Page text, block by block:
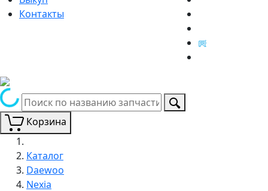
Контакты
Корзина
Каталог
Daewoo
Nexia